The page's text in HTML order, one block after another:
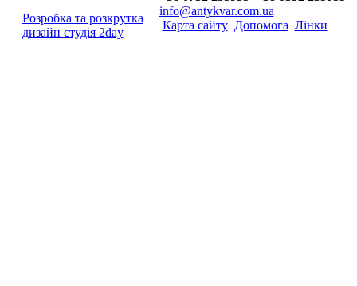
Розробка та розкрутка
дизайн студія 2day
info@antykvar.com.ua
Карта сайту Допомога Лінки